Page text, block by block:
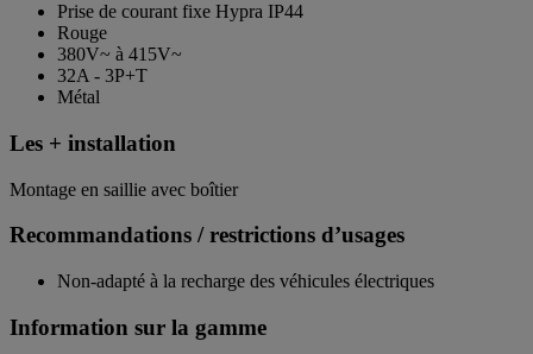
Prise de courant fixe Hypra IP44
Rouge
380V~ à 415V~
32A - 3P+T
Métal
Les + installation
Montage en saillie avec boîtier
Recommandations / restrictions d’usages
Non-adapté à la recharge des véhicules électriques
Information sur la gamme